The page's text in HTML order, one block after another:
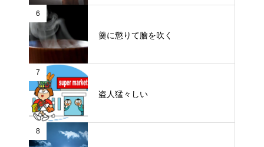
6
羹に懲りて膾を吹く
7
盗人猛々しい
8